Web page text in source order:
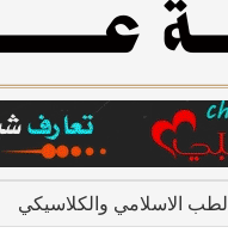
الطب الاسلامي والكلاسيكي